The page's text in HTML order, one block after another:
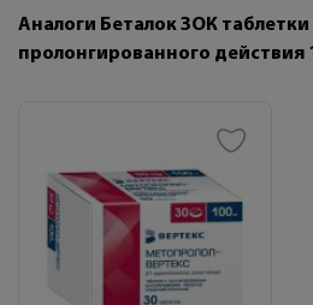
Аналоги Беталок ЗОК таблетки
пролонгированного действия